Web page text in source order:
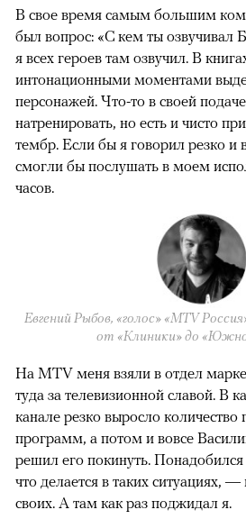
В свое время самым большим
был вопрос: «С кем ты озвучивал
я всех героев там озвучил. В
интонационными моментами
персонажей. Что-то в своей
натренировать, но есть и чисто
тембр. Если бы я говорил резко и
смогли бы послушать в моем
часов.
Евгений Рыбов, «голос» «MTV
от «Клиники» до
На MTV меня взяли в отдел
туда за телевизионной славой. В
канале резко выросло количество
программ, а потом и вовсе
решил его покинуть.
что делается в таких ситуациях,
своих. А там как раз поджидал я.